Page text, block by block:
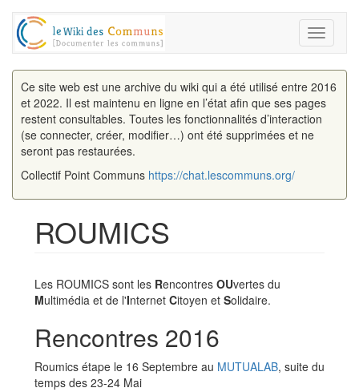
Toggle
Ce site web est une archive du wiki qui a été utilisé entre 2016
et 2022. Il est maintenu en ligne en l’état afin que ses pages
restent consultables. Toutes les fonctionnalités d’interaction
(se connecter, créer, modifier…) ont été supprimées et ne
seront pas restaurées.
Collectif Point Communs https://chat.lescommuns.org/
ROUMICS
Les ROUMICS sont les Rencontres OUvertes du
Multimédia et de l'Internet Citoyen et Solidaire.
Rencontres 2016
Roumics étape le 16 Septembre au MUTUALAB, suite du
temps des 23-24 Mai